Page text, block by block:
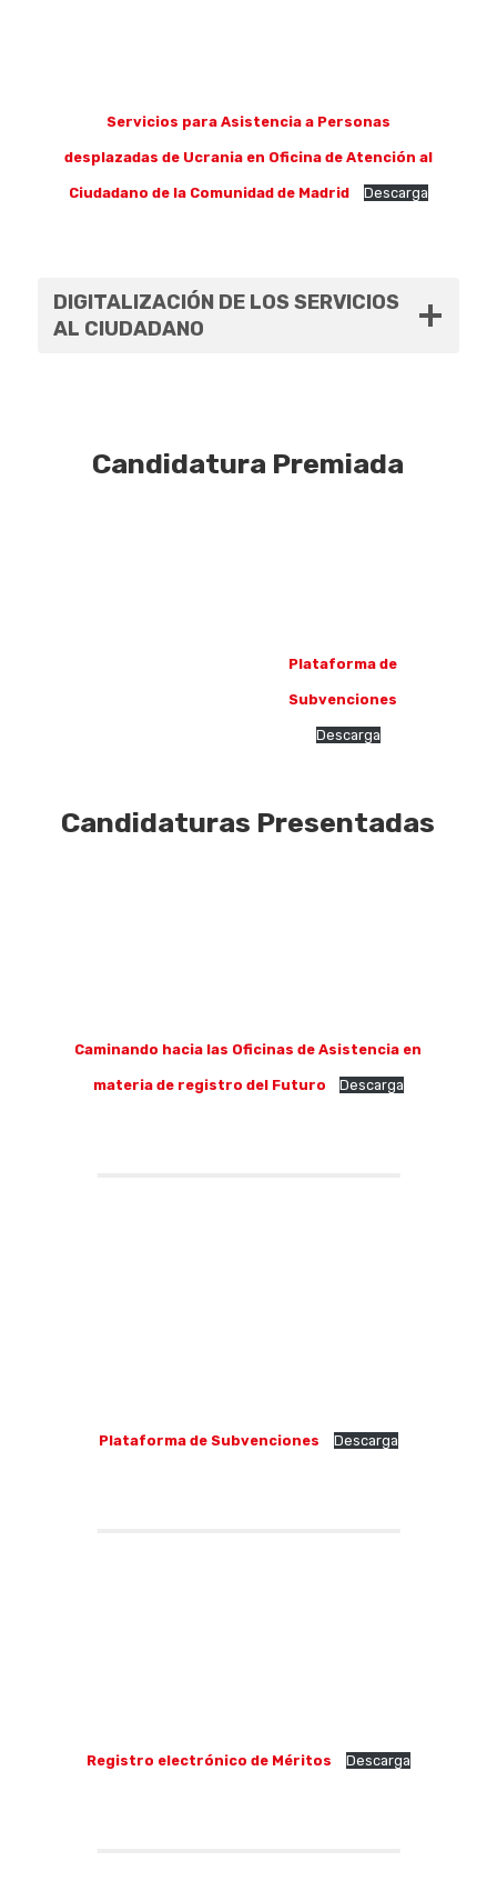
Servicios para Asistencia a Personas
desplazadas de Ucrania en Oficina de Atención al
Ciudadano de la Comunidad de Madrid Descarga
DIGITALIZACIÓN DE LOS SERVICIOS
AL CIUDADANO
Candidatura Premiada
Plataforma de
Subvenciones
Descarga
Candidaturas Presentadas
Caminando hacia las Oficinas de Asistencia en
materia de registro del Futuro Descarga
Plataforma de Subvenciones Descarga
Registro electrónico de Méritos Descarga